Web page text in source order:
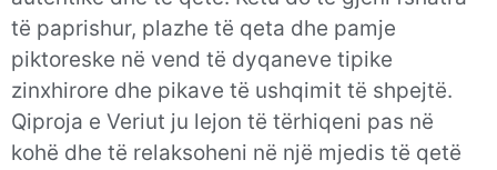
të paprishur, plazhe të qeta dhe pamje
piktoreske në vend të dyqaneve tipike
zinxhirore dhe pikave të ushqimit të shpejtë.
Qiproja e Veriut ju lejon të tërhiqeni pas në
kohë dhe të relaksoheni në një mjedis të qetë